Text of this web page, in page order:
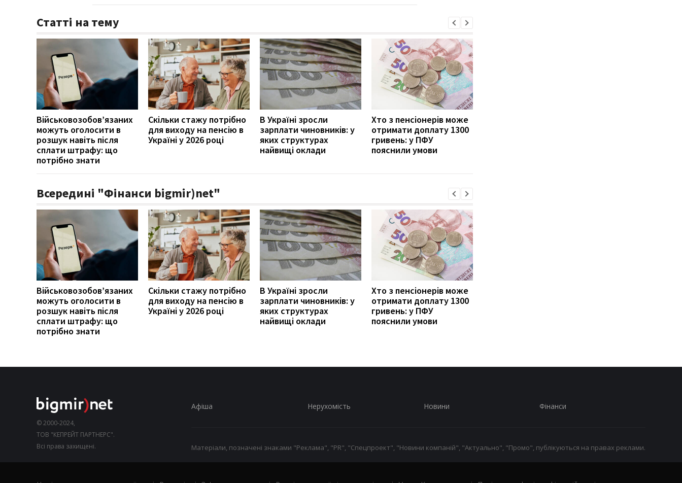
Статті на тему
Військовозобов’язаних
можуть оголосити в
розшук навіть після
сплати штрафу: що
потрібно знати
Скільки стажу потрібно
для виходу на пенсію в
Україні у 2026 році
В Україні зросли
зарплати чиновників: у
яких структурах
найвищі оклади
Хто з пенсіонерів може
отримати доплату 1300
гривень: у ПФУ
пояснили умови
Всередині "Фінанси bigmir)net"
Військовозобов’язаних
можуть оголосити в
розшук навіть після
сплати штрафу: що
потрібно знати
Скільки стажу потрібно
для виходу на пенсію в
Україні у 2026 році
В Україні зросли
зарплати чиновників: у
яких структурах
найвищі оклади
Хто з пенсіонерів може
отримати доплату 1300
гривень: у ПФУ
пояснили умови
© 2000-2024,
ТОВ "КЕПРЕЙТ ПАРТНЕРС".
Всі права захищені.
Афіша Нерухомість Новини Фінанси
Матеріали, позначені знаками "Реклама", "PR", "Спецпроект", "Новини компаній", "Актуально", "Промо", публікуються на правах реклами.